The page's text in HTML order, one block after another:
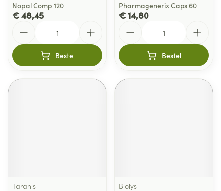
Nopal Comp 120
€ 48,45
Bestel
Pharmagenerix Caps 60
€ 14,80
Bestel
Taranis
Biolys